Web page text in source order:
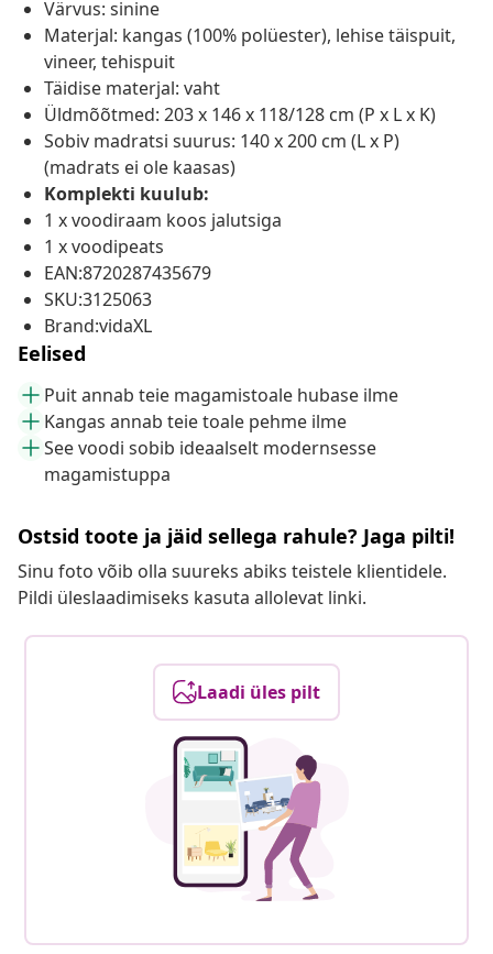
Värvus: sinine
Materjal: kangas (100% polüester), lehise täispuit,
vineer, tehispuit
Täidise materjal: vaht
Üldmõõtmed: 203 x 146 x 118/128 cm (P x L x K)
Sobiv madratsi suurus: 140 x 200 cm (L x P)
(madrats ei ole kaasas)
Komplekti kuulub:
1 x voodiraam koos jalutsiga
1 x voodipeats
EAN:8720287435679
SKU:3125063
Brand:vidaXL
Eelised
Puit annab teie magamistoale hubase ilme
Kangas annab teie toale pehme ilme
See voodi sobib ideaalselt modernsesse
magamistuppa
Ostsid toote ja jäid sellega rahule? Jaga pilti!
Sinu foto võib olla suureks abiks teistele klientidele.
Pildi üleslaadimiseks kasuta allolevat linki.
Laadi üles pilt